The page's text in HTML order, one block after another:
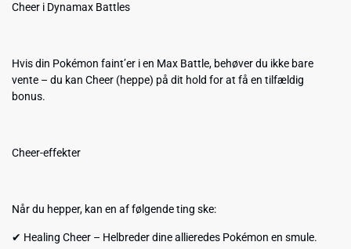
Cheer i Dynamax Battles
Hvis din Pokémon faint’er i en Max Battle, behøver du ikke bare
vente – du kan Cheer (heppe) på dit hold for at få en tilfældig
bonus.
Cheer-effekter
Når du hepper, kan en af følgende ting ske:
✔ Healing Cheer – Helbreder dine allieredes Pokémon en smule.